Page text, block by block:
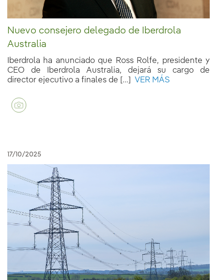
Nuevo consejero delegado de Iberdrola
Australia
Iberdrola ha anunciado que Ross Rolfe, presidente y
CEO de Iberdrola Australia, dejará su cargo de
director ejecutivo a finales de [...]
VER MÁS
17/10/2025